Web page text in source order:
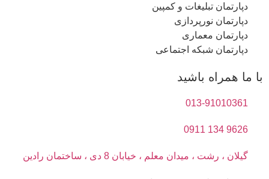
دپارتمان تبلیغات و کمپین
دپارتمان نورپردازی
دپارتمان معماری
دپارتمان شبکه اجتماعی
با ما همراه باشید
013-91010361
9626 134 0911
گیلان ، رشت ، میدان معلم ، خیابان 8 دی ، ساختمان رادین